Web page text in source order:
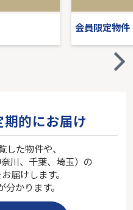
会員限定物件
的にお届け
した物件や、
川、千葉、埼玉）の
届けします。
かります。